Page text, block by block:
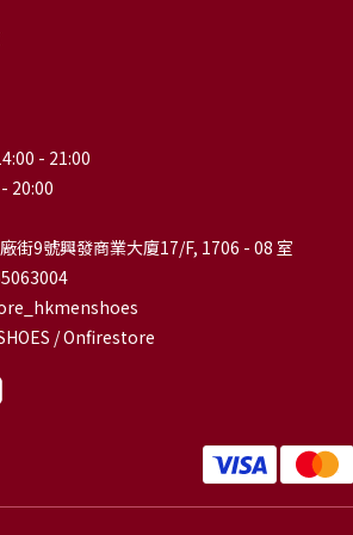
- 21:00
20:00
街9號興發商業大廈17/F, 1706 - 08 室
/ Onfirestore